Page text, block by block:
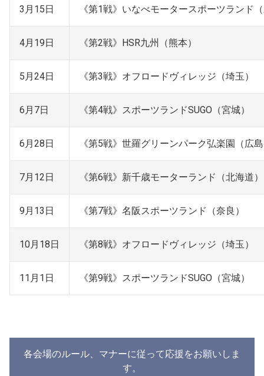
3月15日 《第1戦》いなべモータースポーツランド
4月19日 《第2戦》HSR九州（熊本）
5月24日 《第3戦》オフロードヴィレッジ（埼玉）
6月7日 《第4戦》スポーツランドSUGO（宮城）
6月28日 《第5戦》世羅グリーンパーク弘楽園（広
7月12日 《第6戦》新千歳モーターランド（北海道）
9月13日 《第7戦》名阪スポーツランド（奈良）
10月18日 《第8戦》オフロードヴィレッジ（埼玉）
11月1日 《第9戦》スポーツランドSUGO（宮城）
各会場のルール、マナーに従って応援をお願いしま
す。